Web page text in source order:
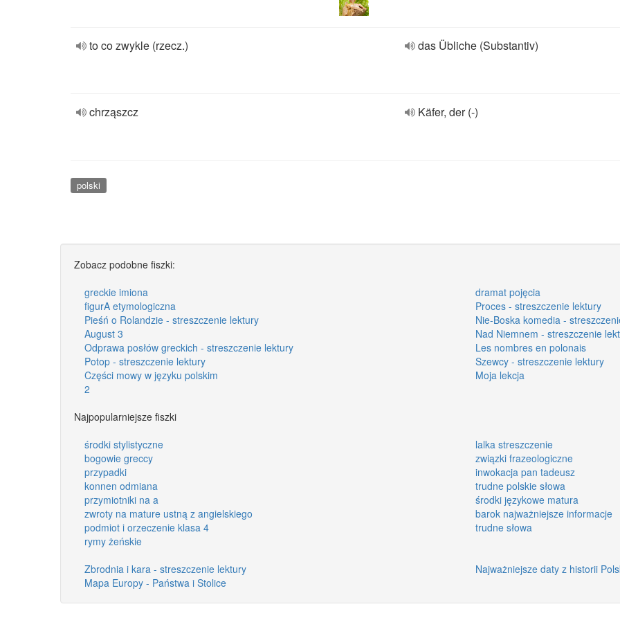
to co zwykle (rzecz.) das Übliche (Substantiv)
chrząszcz Käfer, der (-)
polski
Zobacz podobne fiszki:
greckie imiona
dramat pojęcia
figurA etymologiczna
Proces - streszczenie lektury
Pieśń o Rolandzie - streszczenie lektury
Nie-Boska komedia -
August 3
Nad Niemnem - streszczenie
Odprawa posłów greckich - streszczenie lektury
Les nombres en polonais
Potop - streszczenie lektury
Szewcy - streszczenie lektury
Części mowy w języku polskim
Moja lekcja
2
Najpopularniejsze fiszki
środki stylistyczne
lalka streszczenie
bogowie greccy
związki frazeologiczne
przypadki
inwokacja pan tadeusz
konnen odmiana
trudne polskie słowa
przymiotniki na a
środki językowe matura
zwroty na mature ustną z angielskiego
barok najważniejsze informacje
podmiot i orzeczenie klasa 4
trudne słowa
rymy żeńskie
Zbrodnia i kara - streszczenie lektury
Najważniejsze daty z historii
Mapa Europy - Państwa i Stolice